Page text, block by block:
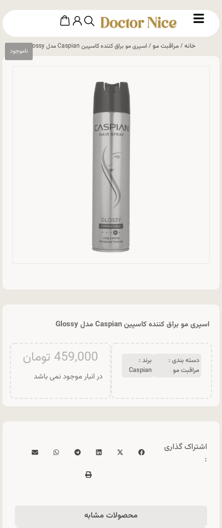
خانه/مراقبت مو/ اسپری مو براق کننده کاسپین Caspian مدل Glossy
اسپری مو براق کننده کاسپین Caspian مدل Glossy
دسته بندی :
مراقبت مو
برند :
Caspian
459,000 تومان
در انبار موجود نمی باشد
اشتراک گذاری
:
محصولات مشابه